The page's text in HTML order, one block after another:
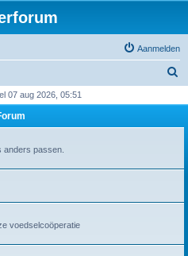
Aanmelden
k
07 aug 2026, 05:51
anders passen.
voedselcoöperatie